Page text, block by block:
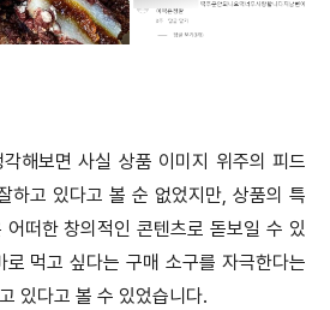
해보면 사실 상품 이미지 위주의 피드
하고 있다고 볼 순 없었지만, 상품의 특
떠한 창의적인 콘텐츠로 돋보일 수 있
먹고 싶다는 구매 소구를 자극한다는
있다고 볼 수 있었습니다.